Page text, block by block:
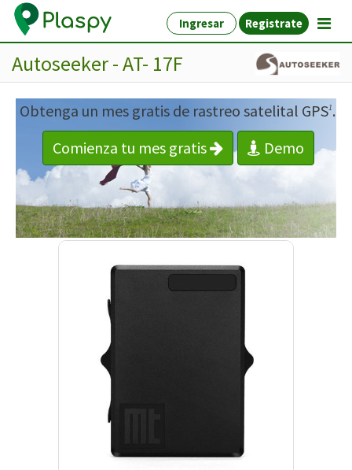
Ingresar Registrate
Autoseeker - AT- 17F
Obtenga un mes gratis de rastreo satelital GPS1.
Comienza tu mes gratis
Demo